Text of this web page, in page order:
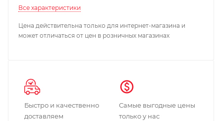
Все характеристики
Цена действительна только для интернет-магазина и
может отличаться от цен в розничных магазинах
Быстро и качественно
доставляем
Самые выгодные цены
только у нас